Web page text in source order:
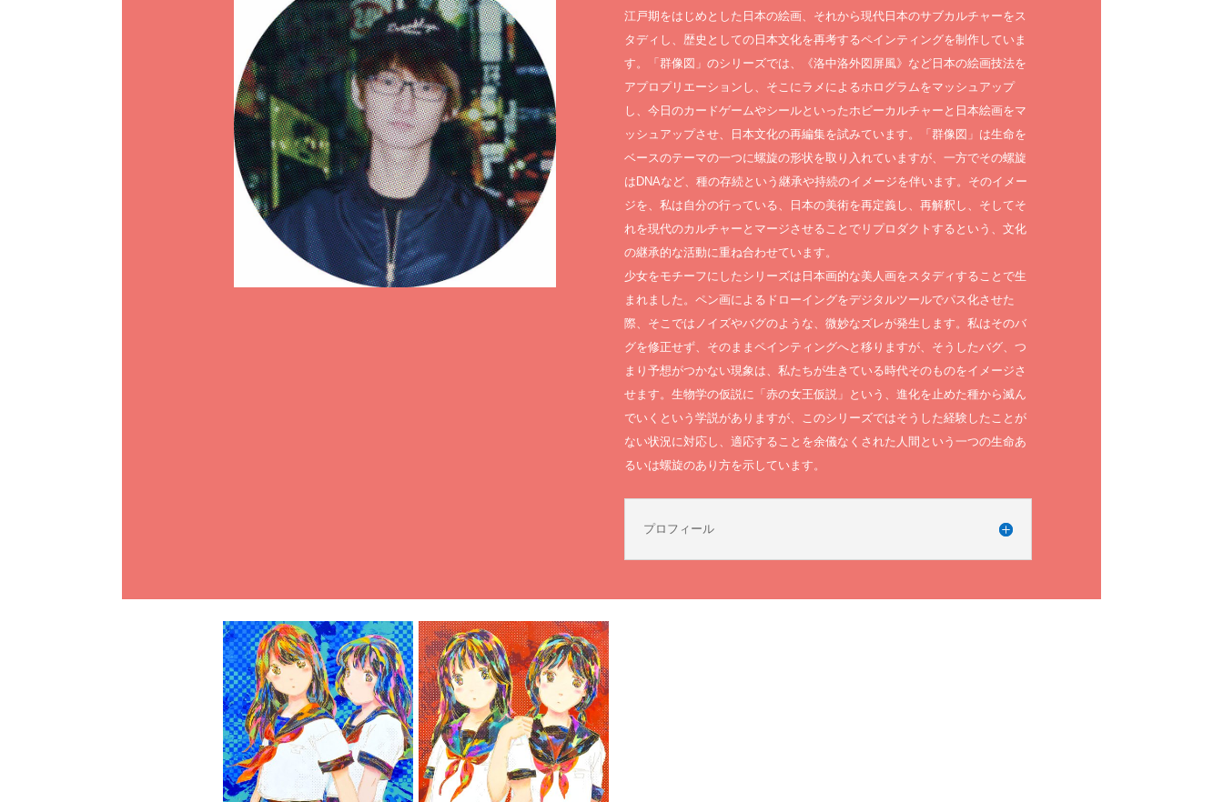
江戸期をはじめとした日本の絵画、それから現代日本のサブカルチャーをス
タディし、歴史としての日本文化を再考するペインティングを制作していま
す。「群像図」のシリーズでは、《洛中洛外図屏風》など日本の絵画技法を
アプロプリエーションし、そこにラメによるホログラムをマッシュアップ
し、今日のカードゲームやシールといったホビーカルチャーと日本絵画をマ
ッシュアップさせ、日本文化の再編集を試みています。「群像図」は生命を
ベースのテーマの一つに螺旋の形状を取り入れていますが、一方でその螺旋
はDNAなど、種の存続という継承や持続のイメージを伴います。そのイメー
ジを、私は自分の行っている、日本の美術を再定義し、再解釈し、そしてそ
れを現代のカルチャーとマージさせることでリプロダクトするという、文化
の継承的な活動に重ね合わせています。
少女をモチーフにしたシリーズは日本画的な美人画をスタディすることで生
まれました。ペン画によるドローイングをデジタルツールでパス化させた
際、そこではノイズやバグのような、微妙なズレが発生します。私はそのバ
グを修正せず、そのままペインティングへと移りますが、そうしたバグ、つ
まり予想がつかない現象は、私たちが生きている時代そのものをイメージさ
せます。生物学の仮説に「赤の女王仮説」という、進化を止めた種から滅ん
でいくという学説がありますが、このシリーズではそうした経験したことが
ない状況に対応し、適応することを余儀なくされた人間という一つの生命あ
るいは螺旋のあり方を示しています。
プロフィール